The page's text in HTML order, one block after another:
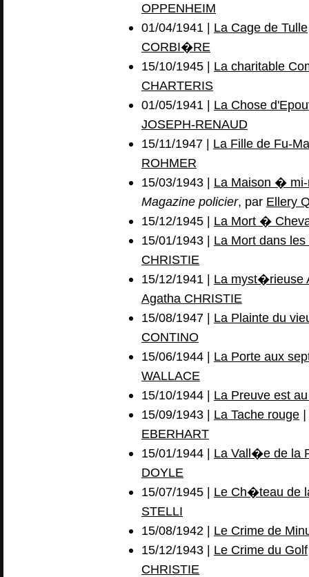
OPPENHEIM
01/04/1941 | La Cage de Tulle
CORBI�RE
15/10/1945 | La charitable
CHARTERIS
01/05/1941 | La Chose
JOSEPH-RENAUD
15/11/1947 | La Fille de Fu-
ROHMER
15/03/1943 | La Maison �
Magazine policier, par Ellery
15/12/1945 | La Mort �
15/01/1943 | La Mort dans
CHRISTIE
15/12/1941 | La myst�rieuse
Agatha CHRISTIE
15/08/1947 | La Plainte du
CONTINO
15/06/1944 | La Porte aux
WALLACE
15/10/1944 | La Preuve est
15/09/1943 | La Tache rouge |
EBERHART
15/01/1944 | La Vall�e de la
DOYLE
15/07/1945 | Le Ch�teau de
STELLI
15/08/1942 | Le Crime de
15/12/1943 | Le Crime du Golf
CHRISTIE